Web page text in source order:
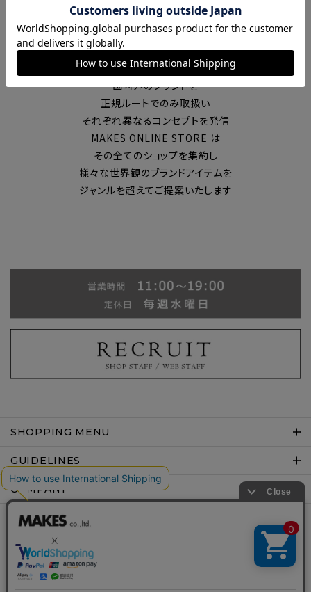
富山の中心エリアで現在7店舗の
セレクトショップを展開
国内外のブランドを
正規ルートでのみ取扱い
それぞれ異なるコンセプトを発信
MAKES ONLINE STORE は
その全てのショップを集約し
様々な世界観のブランドアイテムを
ジャンルを超えてご提案いたします
SHOPPING MENU
GUIDELINES
COMPANY